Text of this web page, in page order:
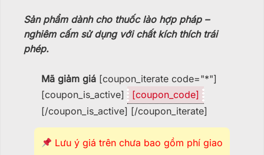
Sản phẩm dành cho thuốc lào hợp pháp –
nghiêm cấm sử dụng với chất kích thích trái
phép.
Mã giảm giá [coupon_iterate code="*"]
[coupon_is_active]
[coupon_code]
[/coupon_is_active] [/coupon_iterate]
Lưu ý giá trên chưa bao gồm phí giao